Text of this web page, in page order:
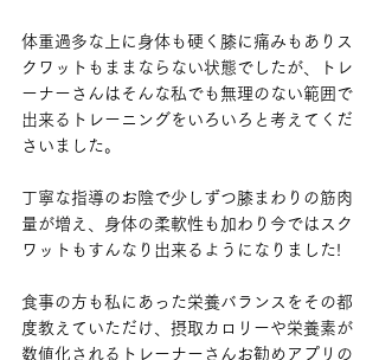
体重過多な上に身体も硬く膝に痛みもありス
クワットもままならない状態でしたが、トレ
ーナーさんはそんな私でも無理のない範囲で
出来るトレーニングをいろいろと考えてくだ
さいました。
丁寧な指導のお陰で少しずつ膝まわりの筋肉
量が増え、身体の柔軟性も加わり今ではスク
ワットもすんなり出来るようになりました!
食事の方も私にあった栄養バランスをその都
度教えていただけ、摂取カロリーや栄養素が
数値化されるトレーナーさんお勧めアプリの